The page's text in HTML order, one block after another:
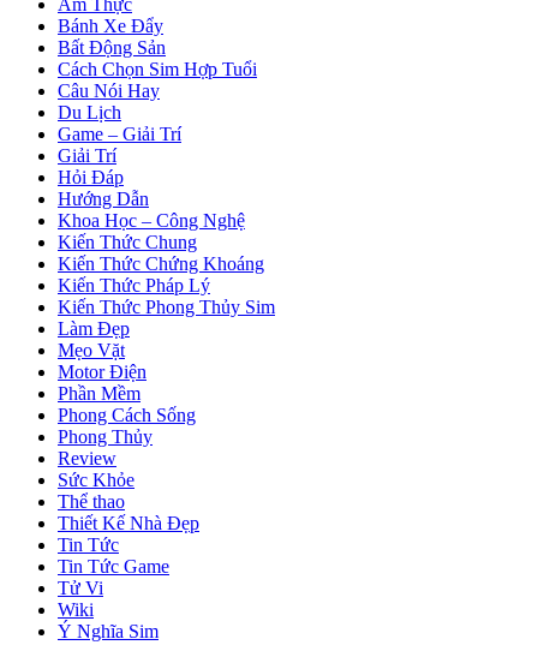
Bánh Xe Đẩy
Bất Động Sản
Cách Chọn Sim Hợp Tuổi
Câu Nói Hay
Du Lịch
Game – Giải Trí
Giải Trí
Hỏi Đáp
Hướng Dẫn
Khoa Học – Công Nghệ
Kiến Thức Chung
Kiến Thức Chứng Khoáng
Kiến Thức Pháp Lý
Kiến Thức Phong Thủy Sim
Làm Đẹp
Mẹo Vặt
Motor Điện
Phần Mềm
Phong Cách Sống
Phong Thủy
Review
Sức Khỏe
Thể thao
Thiết Kế Nhà Đẹp
Tin Tức
Tin Tức Game
Tử Vi
Wiki
Ý Nghĩa Sim